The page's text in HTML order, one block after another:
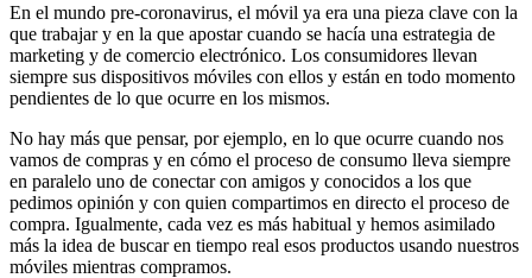
En el mundo pre-coronavirus, el móvil ya era una pieza clave con la
que trabajar y en la que apostar cuando se hacía una estrategia de
marketing y de comercio electrónico. Los consumidores llevan
siempre sus dispositivos móviles con ellos y están en todo momento
pendientes de lo que ocurre en los mismos.
No hay más que pensar, por ejemplo, en lo que ocurre cuando nos
vamos de compras y en cómo el proceso de consumo lleva siempre
en paralelo uno de conectar con amigos y conocidos a los que
pedimos opinión y con quien compartimos en directo el proceso de
compra. Igualmente, cada vez es más habitual y hemos asimilado
más la idea de buscar en tiempo real esos productos usando nuestros
móviles mientras compramos.